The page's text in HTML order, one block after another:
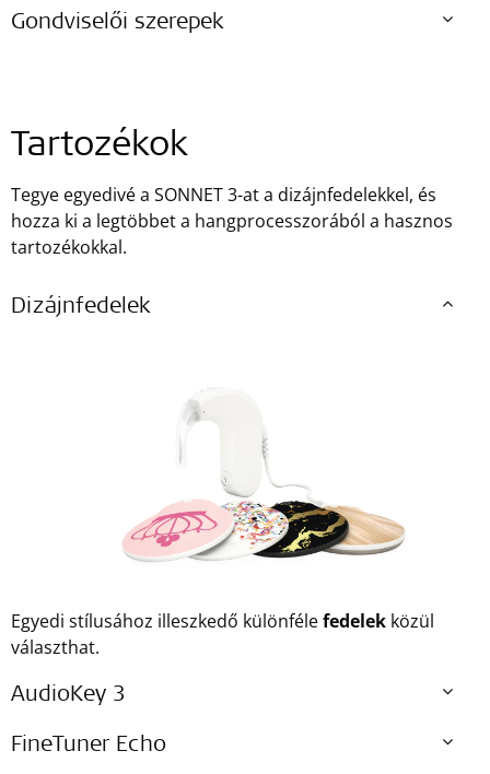
Gondviselői szerepek
Tartozékok
Tegye egyedivé a SONNET 3-at a dizájnfedelekkel, és
hozza ki a legtöbbet a hangprocesszorából a hasznos
tartozékokkal.
Dizájnfedelek
Egyedi stílusához illeszkedő különfélefedelek közül
választhat.
AudioKey 3
FineTuner Echo